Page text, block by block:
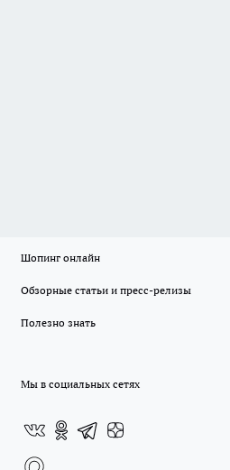
Шопинг онлайн
Обзорные статьи и пресс-релизы
Полезно знать
Мы в социальных сетях